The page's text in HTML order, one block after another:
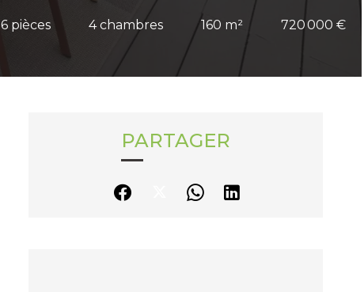
6 pièces 4 chambres 160 m² 720 000 €
PARTAGER